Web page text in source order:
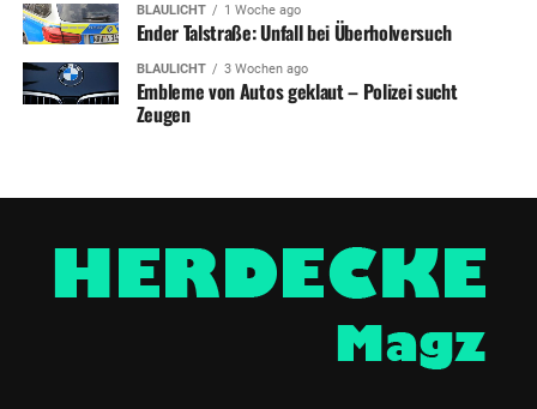
BLAULICHT 1 Woche ago
Ender Talstraße: Unfall bei Überholversuch
BLAULICHT 3 Wochen ago
Embleme von Autos geklaut – Polizei sucht
Zeugen